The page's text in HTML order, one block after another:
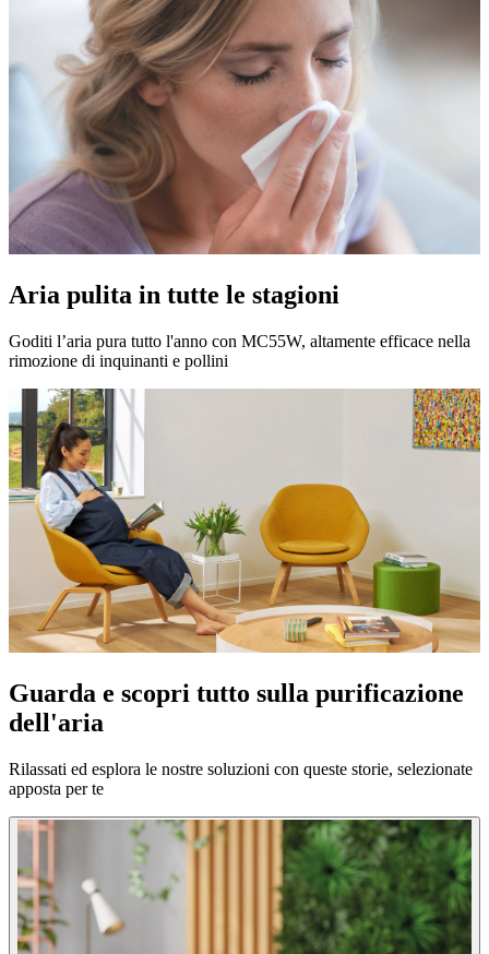
Aria pulita in tutte le stagioni
Goditi l’aria pura tutto l'anno con MC55W, altamente efficace nella
rimozione di inquinanti e pollini
Guarda e scopri tutto sulla purificazione
dell'aria
Rilassati ed esplora le nostre soluzioni con queste storie, selezionate
apposta per te